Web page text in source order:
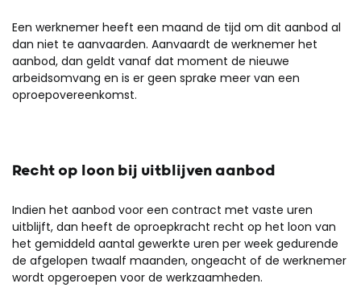
Een werknemer heeft een maand de tijd om dit aanbod al
dan niet te aanvaarden. Aanvaardt de werknemer het
aanbod, dan geldt vanaf dat moment de nieuwe
arbeidsomvang en is er geen sprake meer van een
oproepovereenkomst.
Recht op loon bij uitblijven aanbod
Indien het aanbod voor een contract met vaste uren
uitblijft, dan heeft de oproepkracht recht op het loon van
het gemiddeld aantal gewerkte uren per week gedurende
de afgelopen twaalf maanden, ongeacht of de werknemer
wordt opgeroepen voor de werkzaamheden.